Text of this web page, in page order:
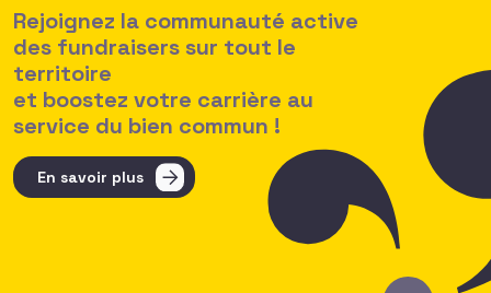
Rejoignez la communauté active
des fundraisers sur tout le
territoire
et boostez votre carrière au
service du bien commun !
En savoir plus